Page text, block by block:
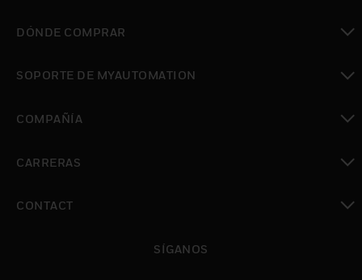
DÓNDE COMPRAR
SOPORTE DE MYAUTOMATION
COMPAÑÍA
CARRERAS
CONTACT
SÍGANOS